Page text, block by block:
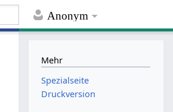
Anonym
Mehr
Spezialseite
Druckversion